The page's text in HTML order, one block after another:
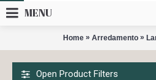
MENU
Home » Arredamento »
Open Product Filters